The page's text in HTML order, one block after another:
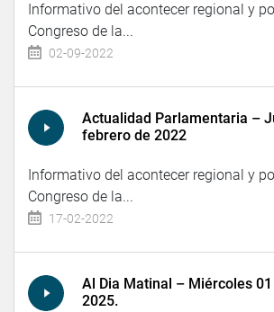
Informativo del acontecer regional y
Congreso de la...
02-09-2022
Actualidad Parlamentaria –
febrero de 2022
Informativo del acontecer regional y
Congreso de la...
17-02-2022
Al Dia Matinal – Miércoles
2025.